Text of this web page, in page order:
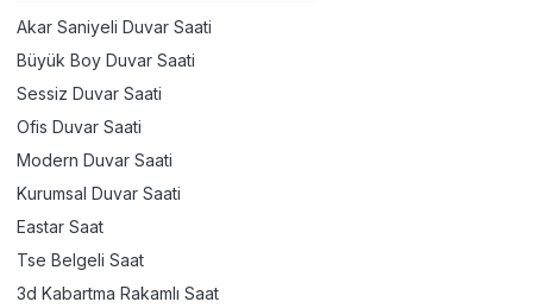
Akar Saniyeli Duvar Saati
Büyük Boy Duvar Saati
Sessiz Duvar Saati
Ofis Duvar Saati
Modern Duvar Saati
Kurumsal Duvar Saati
Eastar Saat
Tse Belgeli Saat
3d Kabartma Rakamlı Saat